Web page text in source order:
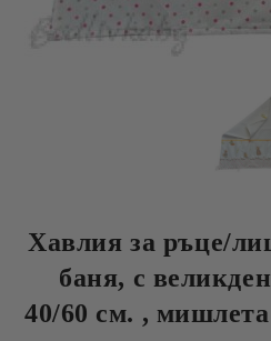
Хавлия за ръце/
баня, с
40/60 см. ,